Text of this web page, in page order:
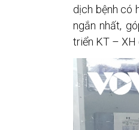
dịch bệnh có
ngắn nhất,
triển KT – XH